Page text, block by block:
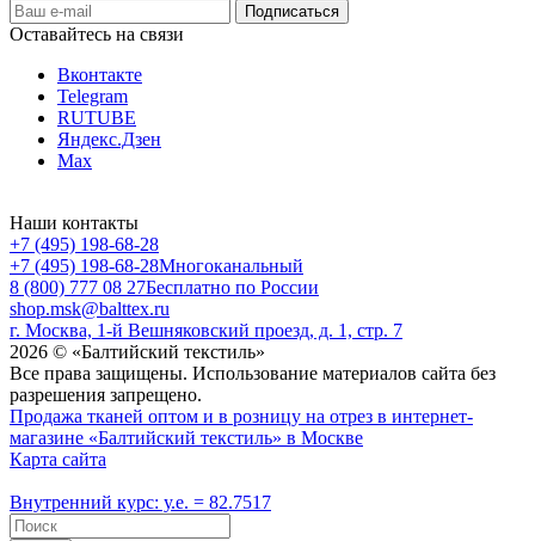
Оставайтесь на связи
Вконтакте
Telegram
RUTUBE
Яндекс.Дзен
Max
Наши контакты
+7 (495) 198-68-28
+7 (495) 198-68-28Многоканальный
8 (800) 777 08 27Бесплатно по России
shop.msk@balttex.ru
г. Москва, 1-й Вешняковский проезд, д. 1, стр. 7
2026 © «Балтийский текстиль»
Все права защищены. Использование материалов сайта без
разрешения запрещено.
Продажа тканей оптом и в розницу на отрез в интернет-
магазине «Балтийский текстиль» в Москве
Карта сайта
Внутренний курс: у.е. = 82.7517